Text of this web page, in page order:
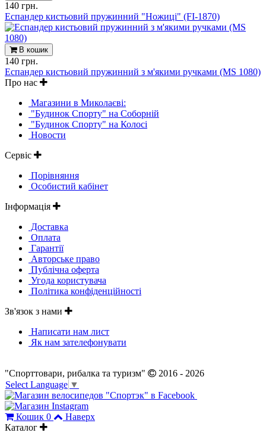
140 грн.
Еспандер кистьовий пружинний "Ножиці" (FI-1870)
В кошик
140 грн.
Еспандер кистьовий пружинний з м'якими ручками (MS 1080)
Про нас
Магазини в Миколаєві:
"Будинок Спорту" на Соборній
"Будинок Спорту" на Колосі
Новости
Сервіс
Порівняння
Особистий кабінет
Інформація
Доставка
Оплата
Гарантії
Авторське право
Публічна оферта
Угода користувача
Політика конфіденційності
Зв'язок з нами
Написати нам лист
Як нам зателефонувати
"Спорттовари, рибалка та туризм"
2016 - 2026
Select Language ▼
Кошик 0
Наверх
Каталог